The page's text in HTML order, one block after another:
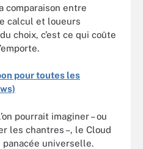
comparaison entre
calcul et loueurs
choix, c’est ce qui coûte
pour toutes les
pourrait imaginer – ou
les chantres –, le Cloud
panacée universelle.